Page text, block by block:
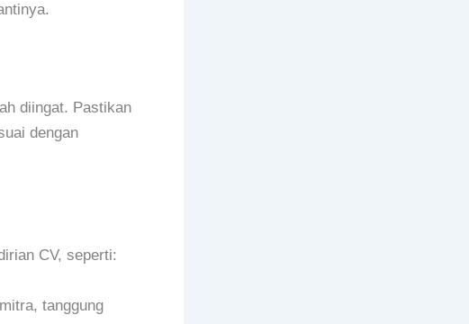
diingat. Pastikan
dengan
CV, seperti:
tanggung